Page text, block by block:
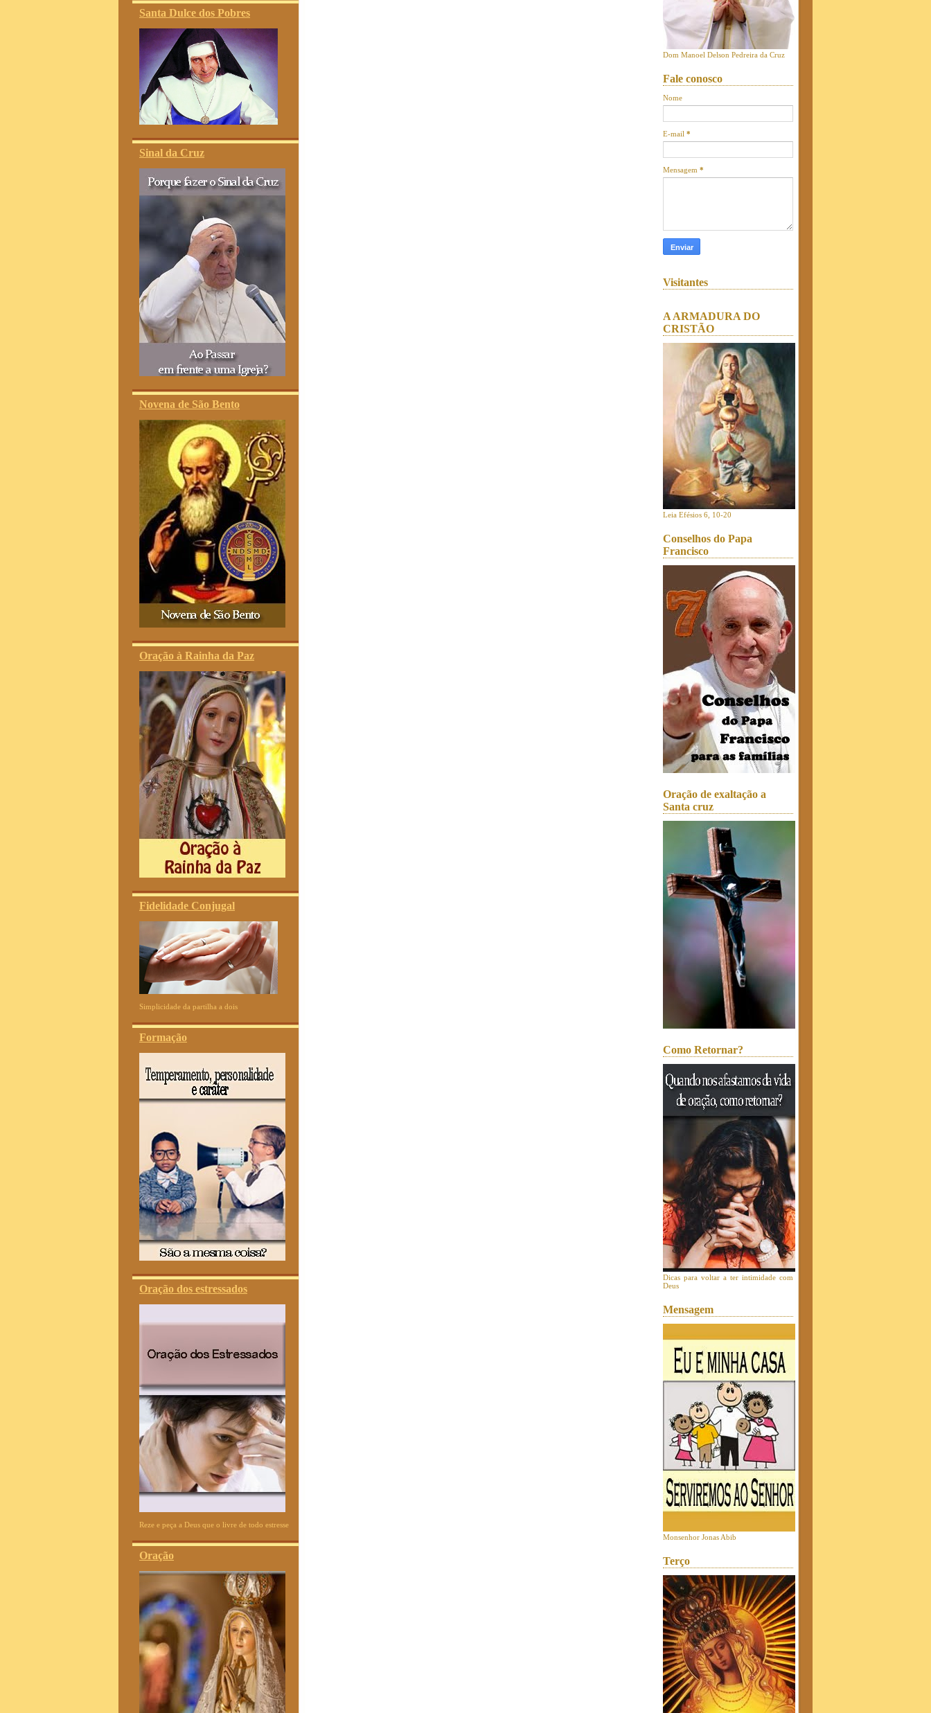
Santa Dulce dos Pobres
Sinal da Cruz
Novena de São Bento
Oração à Rainha da Paz
Fidelidade Conjugal
Simplicidade da partilha a dois
Formação
Oração dos estressados
Reze e peça a Deus que o livre de todo estresse
Oração
Dom Manoel Delson Pedreira da Cruz
Fale conosco
Nome
E-mail *
Mensagem *
Visitantes
A ARMADURA DO
CRISTÃO
Leia Efésios 6, 10-20
Conselhos do Papa
Francisco
Oração de exaltação a
Santa cruz
Como Retornar?
Dicas para voltar a ter intimidade com
Deus
Mensagem
Monsenhor Jonas Abib
Terço